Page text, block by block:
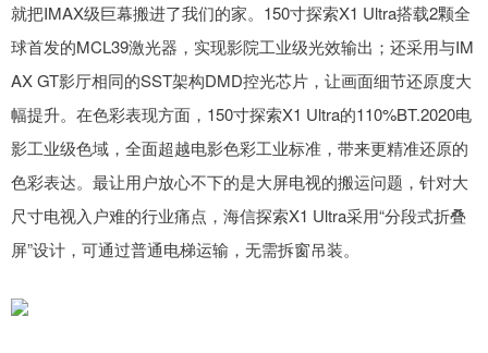
就把IMAX级巨幕搬进了我们的家。150寸探索X1 Ultra搭载2颗全
球首发的MCL39激光器，实现影院工业级光效输出；还采用与IM
AX GT影厅相同的SST架构DMD控光芯片，让画面细节还原度大
幅提升。在色彩表现方面，150寸探索X1 Ultra的110%BT.2020电
影工业级色域，全面超越电影色彩工业标准，带来更精准还原的
色彩表达。最让用户放心不下的是大屏电视的搬运问题，针对大
尺寸电视入户难的行业痛点，海信探索X1 Ultra采用“分段式折叠
屏”设计，可通过普通电梯运输，无需拆窗吊装。